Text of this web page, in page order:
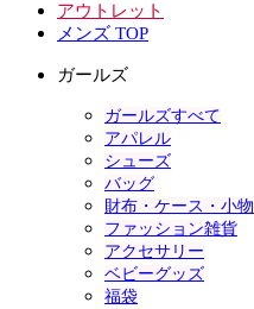
アウトレット
メンズ TOP
ガールズ
ガールズすべて
アパレル
シューズ
バッグ
財布・ケース・小物
ファッション雑貨
アクセサリー
ベビーグッズ
福袋